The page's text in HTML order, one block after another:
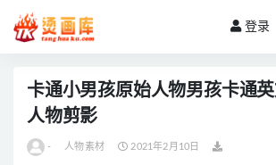
登录
卡通小男孩原始人物男孩卡通
人物剪影
- 人物素材 2021年2月10日